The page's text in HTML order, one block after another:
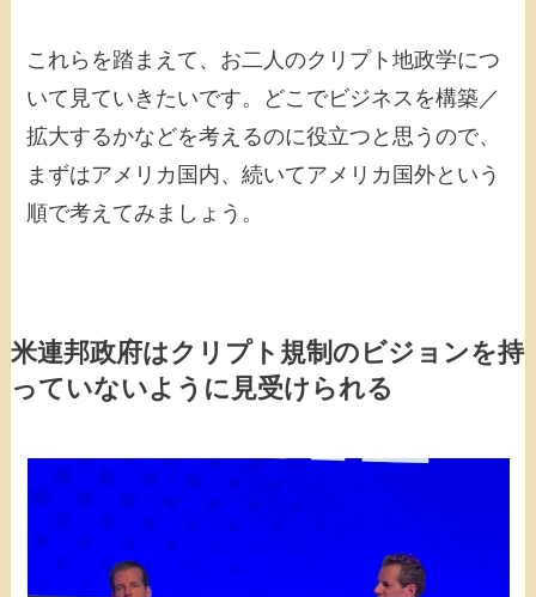
これらを踏まえて、お二人のクリプト地政学につ
いて見ていきたいです。どこでビジネスを構築／
拡大するかなどを考えるのに役立つと思うので、
まずはアメリカ国内、続いてアメリカ国外という
順で考えてみましょう。
米連邦政府はクリプト規制のビジョンを持
っていないように見受けられる